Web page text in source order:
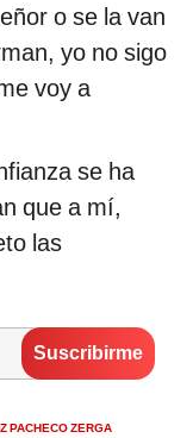
o se la van
yo no sigo
voy a
se ha
que a mí,
las
PACHECO ZERGA